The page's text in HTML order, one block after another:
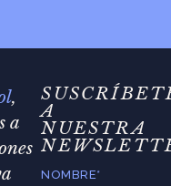
,
a
A
NUESTRA
NOMBRE*